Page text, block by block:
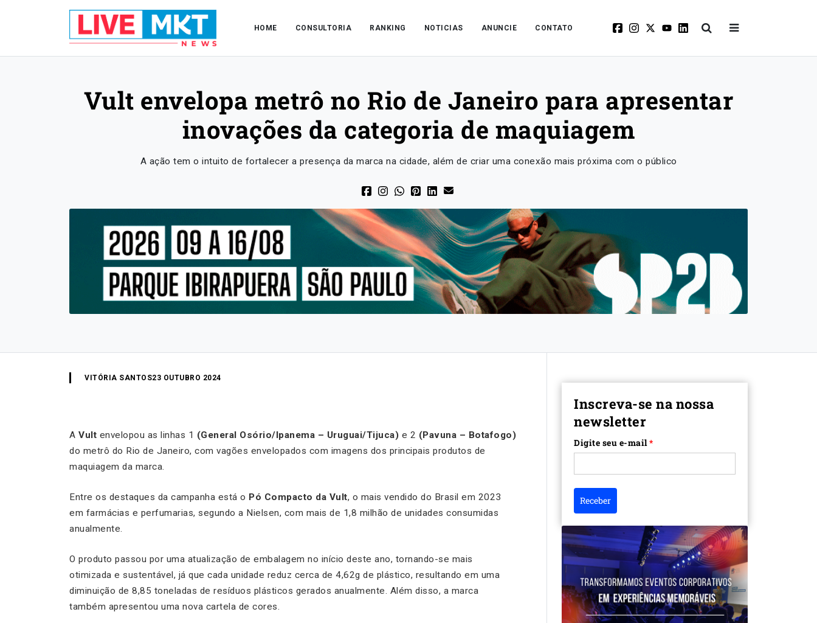
HOME CONSULTORIA RANKING NOTICIAS ANUNCIE CONTATO
Vult envelopa metrô no Rio de Janeiro para apresentar
inovações da categoria de maquiagem
A ação tem o intuito de fortalecer a presença da marca na cidade, além de criar uma conexão mais próxima com o público
VITÓRIA SANTOS23 OUTUBRO 2024
A Vult envelopou as linhas 1 (General Osório/Ipanema – Uruguai/Tijuca) e 2 (Pavuna – Botafogo)
do metrô do Rio de Janeiro, com vagões envelopados com imagens dos principais produtos de
maquiagem da marca.
Entre os destaques da campanha está o Pó Compacto da Vult, o mais vendido do Brasil em 2023
em farmácias e perfumarias, segundo a Nielsen, com mais de 1,8 milhão de unidades consumidas
anualmente.
O produto passou por uma atualização de embalagem no início deste ano, tornando-se mais
otimizada e sustentável, já que cada unidade reduz cerca de 4,62g de plástico, resultando em uma
diminuição de 8,85 toneladas de resíduos plásticos gerados anualmente. Além disso, a marca
também apresentou uma nova cartela de cores.
Inscreva-se na nossa
newsletter
Digite seu e-mail*
Receber